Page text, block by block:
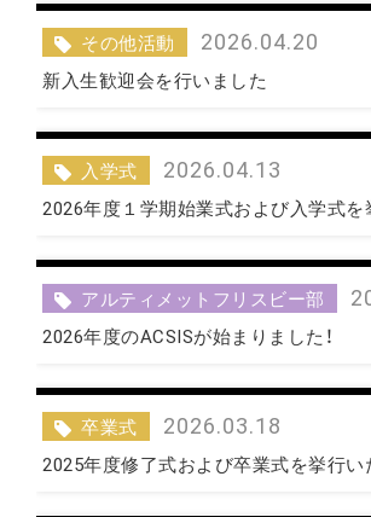
その他活動 2026.04.20
新入生歓迎会を行いました
入学式 2026.04.13
2026年度１学期始業式および入学式を
アルティメットフリスビー部
2026年度のACSISが始まりました！
卒業式 2026.03.18
2025年度修了式および卒業式を挙行い